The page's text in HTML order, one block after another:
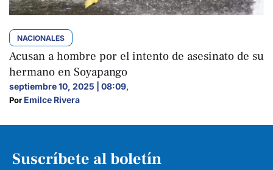
NACIONALES
Acusan a hombre por el intento de asesinato de su
hermano en Soyapango
septiembre 10, 2025 | 08:09,
Por Emilce Rivera
Suscríbete al boletín